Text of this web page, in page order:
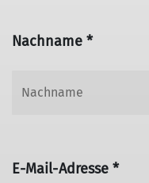
Nachname *
E-Mail-Adresse *